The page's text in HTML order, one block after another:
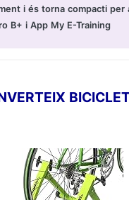
i és torna compacti
B+ i App My E-Training